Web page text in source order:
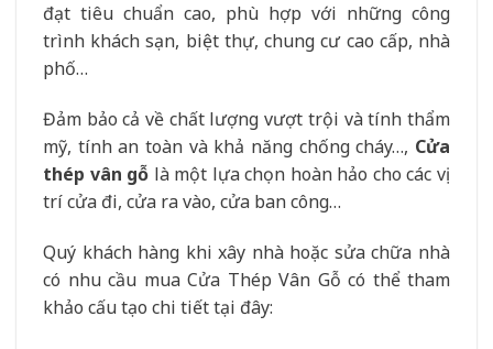
đạt tiêu chuẩn cao, phù hợp với những công
trình khách sạn, biệt thự, chung cư cao cấp, nhà
phố…
Đảm bảo cả về chất lượng vượt trội và tính thẩm
mỹ, tính an toàn và khả năng chống cháy…, Cửa
thép vân gỗ là một lựa chọn hoàn hảo cho các vị
trí cửa đi, cửa ra vào, cửa ban công…
Quý khách hàng khi xây nhà hoặc sửa chữa nhà
có nhu cầu mua Cửa Thép Vân Gỗ có thể tham
khảo cấu tạo chi tiết tại đây: